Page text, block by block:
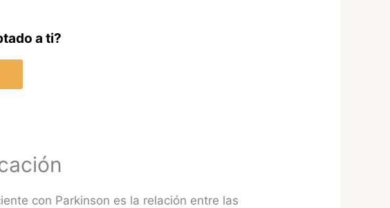
a ti?
con Parkinson es la relación entre las